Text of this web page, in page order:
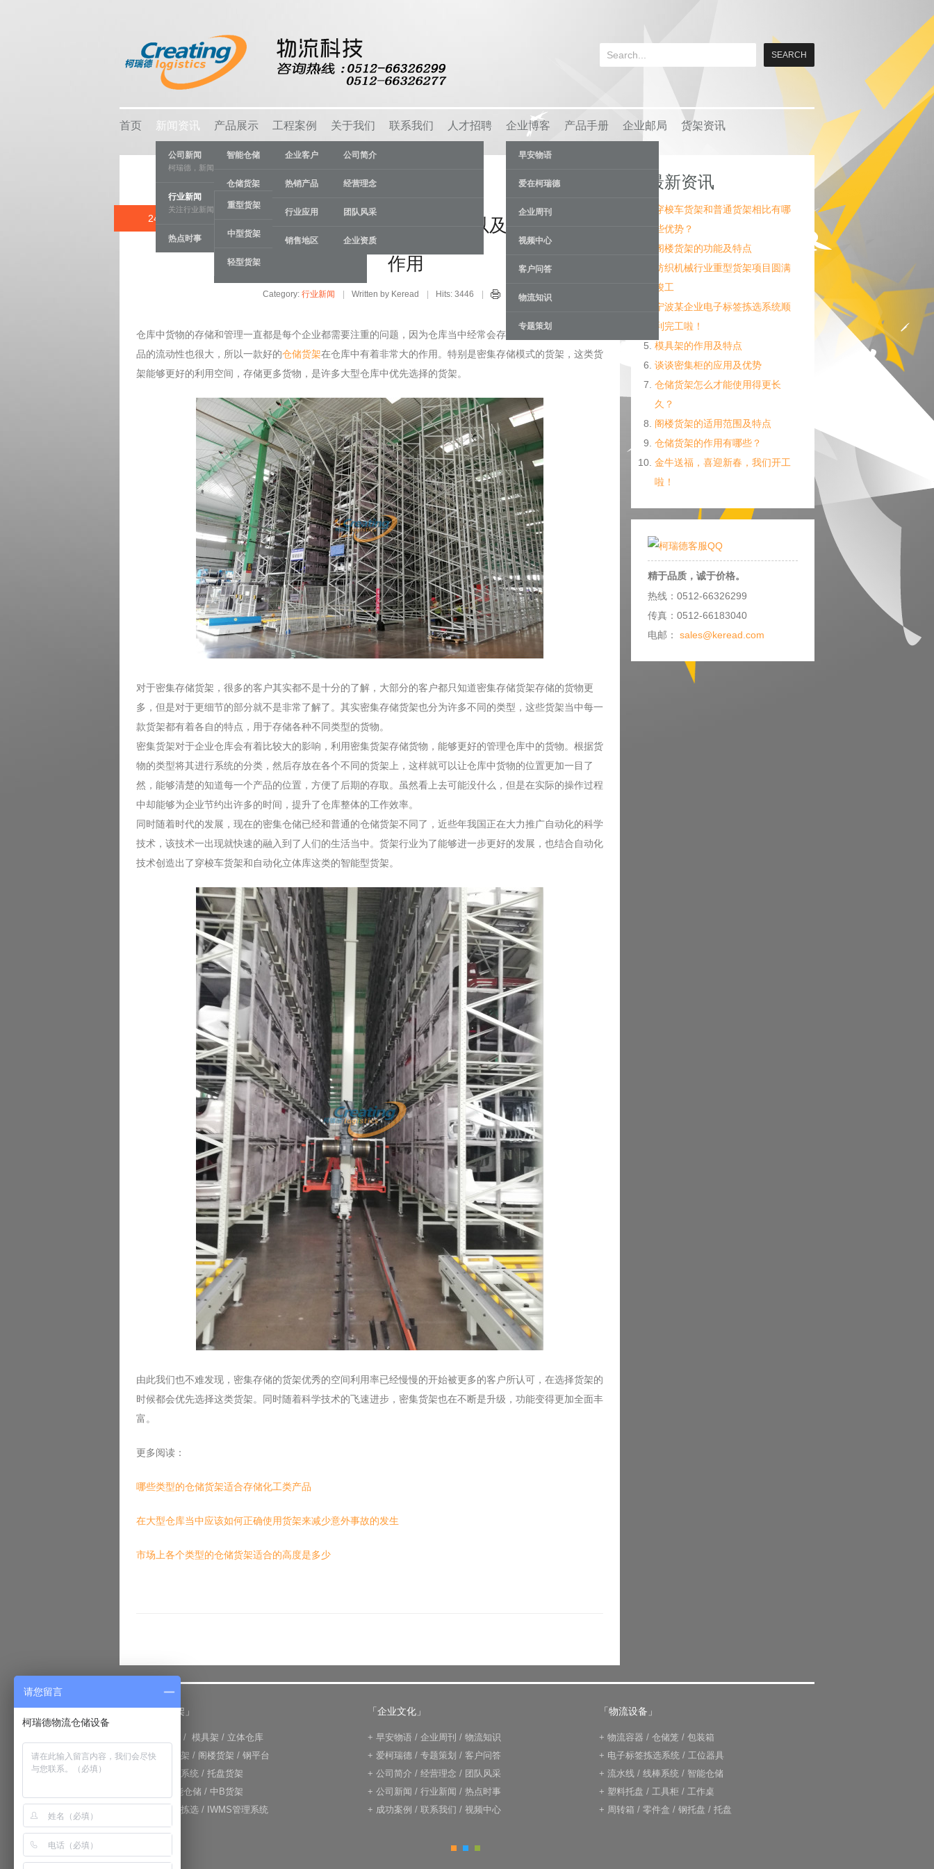
首页 新闻资讯
公司新闻
柯瑞德，新闻资讯
行业新闻
关注行业新闻，推动行业发展。
热点时事
产品展示
智能仓储
仓储货架
重型货架
中型货架
轻型货架
物流容器
车间设备
线棒系统
工程案例
企业客户
热销产品
行业应用
销售地区
关于我们
公司简介
经营理念
团队风采
企业资质
联系我们 人才招聘 企业博客
早安物语
爱在柯瑞德
企业周刊
视频中心
客户问答
物流知识
专题策划
产品手册 企业邮局 货架资讯
24 JUL
密集存储货架在市场上的广泛运用以及能够发挥的
作用
Category: 行业新闻 Written by Keread Hits: 3446 24 Jul
仓库中货物的存储和管理一直都是每个企业都需要注重的问题，因为仓库当中经常会存储大量的货物，而且产
品的流动性也很大，所以一款好的仓储货架在仓库中有着非常大的作用。特别是密集存储模式的货架，这类货
架能够更好的利用空间，存储更多货物，是许多大型仓库中优先选择的货架。
对于密集存储货架，很多的客户其实都不是十分的了解，大部分的客户都只知道密集存储货架存储的货物更
多，但是对于更细节的部分就不是非常了解了。其实密集存储货架也分为许多不同的类型，这些货架当中每一
款货架都有着各自的特点，用于存储各种不同类型的货物。
密集货架对于企业仓库会有着比较大的影响，利用密集货架存储货物，能够更好的管理仓库中的货物。根据货
物的类型将其进行系统的分类，然后存放在各个不同的货架上，这样就可以让仓库中货物的位置更加一目了
然，能够清楚的知道每一个产品的位置，方便了后期的存取。虽然看上去可能没什么，但是在实际的操作过程
中却能够为企业节约出许多的时间，提升了仓库整体的工作效率。
同时随着时代的发展，现在的密集仓储已经和普通的仓储货架不同了，近些年我国正在大力推广自动化的科学
技术，该技术一出现就快速的融入到了人们的生活当中。货架行业为了能够进一步更好的发展，也结合自动化
技术创造出了穿梭车货架和自动化立体库这类的智能型货架。
由此我们也不难发现，密集存储的货架优秀的空间利用率已经慢慢的开始被更多的客户所认可，在选择货架的
时候都会优先选择这类货架。同时随着科学技术的飞速进步，密集货架也在不断是升级，功能变得更加全面丰
富。
更多阅读：
哪些类型的仓储货架适合存储化工类产品
在大型仓库当中应该如何正确使用货架来减少意外事故的发生
市场上各个类型的仓储货架适合的高度是多少
最新资讯
穿梭车货架和普通货架相比有哪
些优势？
阁楼货架的功能及特点
纺织机械行业重型货架项目圆满
竣工
宁波某企业电子标签拣选系统顺
利完工啦！
模具架的作用及特点
谈谈密集柜的应用及优势
仓储货架怎么才能使用得更长
久？
阁楼货架的适用范围及特点
仓储货架的作用有哪些？
金牛送福，喜迎新春，我们开工
啦！
精于品质，诚于价格。
热线：0512-66326299
传真：0512-66183040
电邮： sales@keread.com
「仓储货架」
/ 模具架 / 立体仓库
+重力式货架 / 阁楼货架 / 钢平台
仓库输送系统 / 托盘货架
RFID智能仓储 / 中B货架
电子标签拣选 / IWMS管理系统
「企业文化」
+ 早安物语 / 企业周刊 / 物流知识
+ 爱柯瑞德 / 专题策划 / 客户问答
+ 公司简介 / 经营理念 / 团队风采
+ 公司新闻 / 行业新闻 / 热点时事
+ 成功案例 / 联系我们 / 视频中心
「物流设备」
+ 物流容器 / 仓储笼 / 包装箱
+ 电子标签拣选系统 / 工位器具
+ 流水线 / 线棒系统 / 智能仓储
+ 塑料托盘 / 工具柜 / 工作桌
+ 周转箱 / 零件盒 / 钢托盘 / 托盘
请您留言
柯瑞德物流仓储设备